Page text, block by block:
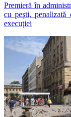
Premieră în
cu peşti, penalizată
execuţiei